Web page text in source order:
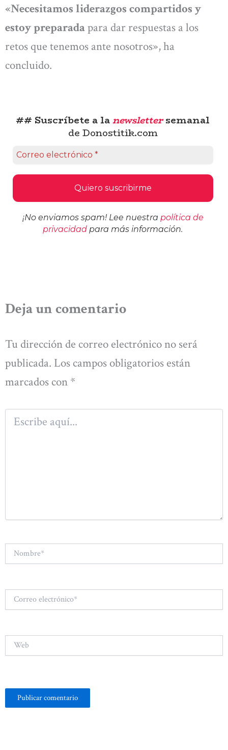
«Necesitamos liderazgos compartidos y
estoy preparadapara dar respuestas a los
retos que tenemos ante nosotros», ha
concluido.
## Suscríbete a lanewslettersemanal
de Donostitik.com
¡No enviamos spam! Lee nuestra política de
privacidad para más información.
Deja un comentario
Tu dirección de correo electrónico no será
publicada. Los campos obligatorios están
marcados con *
Escribe
aquí...
Nombre*
Correo
electrónico*
Web